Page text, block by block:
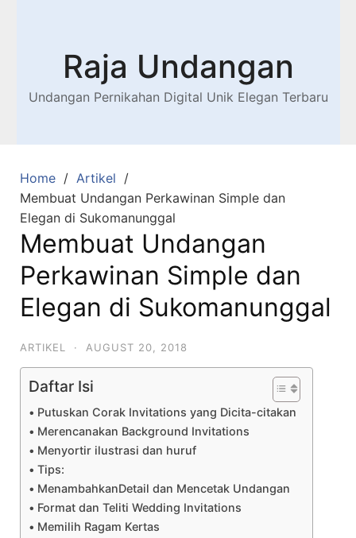
Raja Undangan
Undangan Pernikahan Digital Unik Elegan Terbaru
Home
Artikel
Membuat Undangan Perkawinan Simple dan
Elegan di Sukomanunggal
Membuat Undangan
Perkawinan Simple dan
Elegan di Sukomanunggal
ARTIKEL · AUGUST 20, 2018
Daftar Isi
Putuskan Corak Invitations yang Dicita-citakan
Merencanakan Background Invitations
Menyortir ilustrasi dan huruf
Tips:
MenambahkanDetail dan Mencetak Undangan
Format dan Teliti Wedding Invitations
Memilih Ragam Kertas